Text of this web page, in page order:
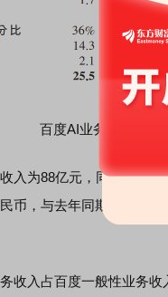
百度AI业务主要财务
为88亿元，同比高速增
币，与去年同期大致持
入占百度一般性业务收
富证券陈果：A股再平衡的